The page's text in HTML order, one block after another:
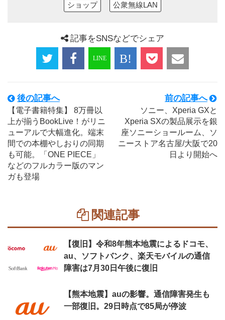
ショップ 公衆無線LAN
記事をSNSなどでシェア
後の記事へ
【電子書籍特集】 8万冊以
上が揃うBookLive！がリニ
ューアルで大幅進化。端末
間での本棚やしおりの同期
も可能。「ONE PIECE」
などのフルカラー版のマン
ガも登場
前の記事へ
ソニー、Xperia GXと
Xperia SXの製品展示を銀
座ソニーショールーム、ソ
ニーストア名古屋/大阪で20
日より開始へ
関連記事
【復旧】令和8年熊本地震によるドコモ、
au、ソフトバンク、楽天モバイルの通信
障害は7月30日午後に復旧
【熊本地震】auの影響。通信障害発生も
一部復旧。29日時点で85局が停波